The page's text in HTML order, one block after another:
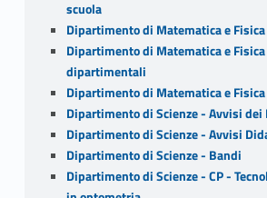
scuola
Dipartimento di Matematica e
Dipartimento di Matematica e
dipartimentali
Dipartimento di Matematica e
Dipartimento di Scienze - Avvisi dei
Dipartimento di Scienze - Avvisi
Dipartimento di Scienze - Bandi
Dipartimento di Scienze - CP -